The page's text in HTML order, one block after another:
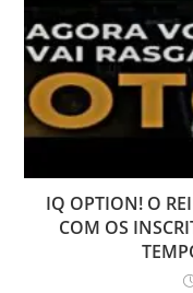
IQ OPTION! O
COM OS